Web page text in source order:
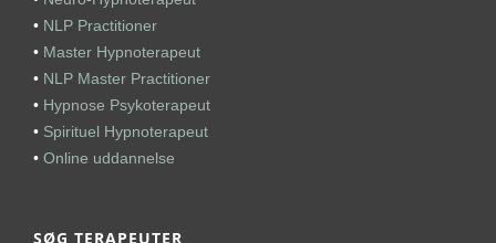
• NLP Practitioner
• Master Hypnoterapeut
• NLP Master Practitioner
• Hypnose Psykoterapeut
• Spirituel Hypnoterapeut
• Online uddannelse
SØG TERAPEUTER